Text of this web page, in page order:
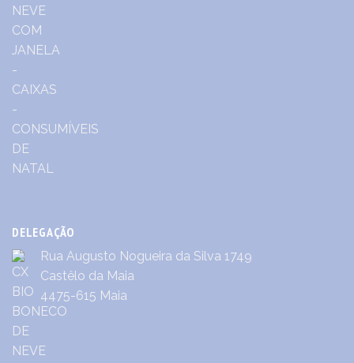
DELEGAÇÃO
Rua Augusto Nogueira da Silva 1749
Castêlo da Maia
4475-615 Maia